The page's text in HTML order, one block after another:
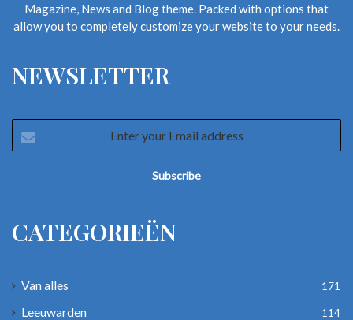
Magazine, News and Blog theme. Packed with options that
allow you to completely customize your website to your needs.
NEWSLETTER
your
CATEGORIEËN
Van alles 171
Leeuwarden 114